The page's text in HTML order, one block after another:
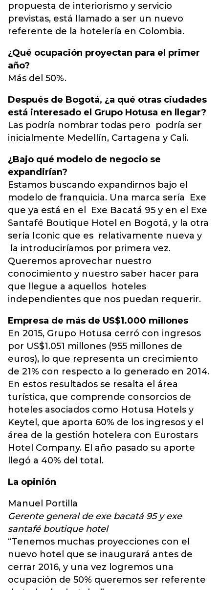
propuesta de interiorismo y servicio
previstas, está llamado a ser un nuevo
referente de la hotelería en Colombia.
¿Qué ocupación proyectan para el primer
año?
Más del 50%.
Después de Bogotá, ¿a qué otras ciudades
está interesado el Grupo Hotusa en llegar?
Las podría nombrar todas pero podría ser
inicialmente Medellín, Cartagena y Cali.
¿Bajo qué modelo de negocio se
expandirían?
Estamos buscando expandirnos bajo el
modelo de franquicia. Una marca sería Exe
que ya está en el Exe Bacatá 95 y en el Exe
Santafé Boutique Hotel en Bogotá, y la otra
sería Iconic que es relativamente nueva y
la introduciríamos por primera vez.
Queremos aprovechar nuestro
conocimiento y nuestro saber hacer para
que llegue a aquellos hoteles
independientes que nos puedan requerir.
Empresa de más de US$1.000 millones
En 2015, Grupo Hotusa cerró con ingresos
por US$1.051 millones (955 millones de
euros), lo que representa un crecimiento
de 21% con respecto a lo generado en 2014.
En estos resultados se resalta el área
turística, que comprende consorcios de
hoteles asociados como Hotusa Hotels y
Keytel, que aporta 60% de los ingresos y el
área de la gestión hotelera con Eurostars
Hotel Company. El año pasado su aporte
llegó a 40% del total.
La opinión
Manuel Portilla
Gerente general de exe bacatá 95 y exe
santafé boutique hotel
“Tenemos muchas proyecciones con el
nuevo hotel que se inaugurará antes de
cerrar 2016, y una vez logremos una
ocupación de 50% queremos ser referente